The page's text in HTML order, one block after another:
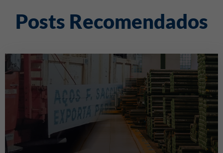
Posts Recomendados